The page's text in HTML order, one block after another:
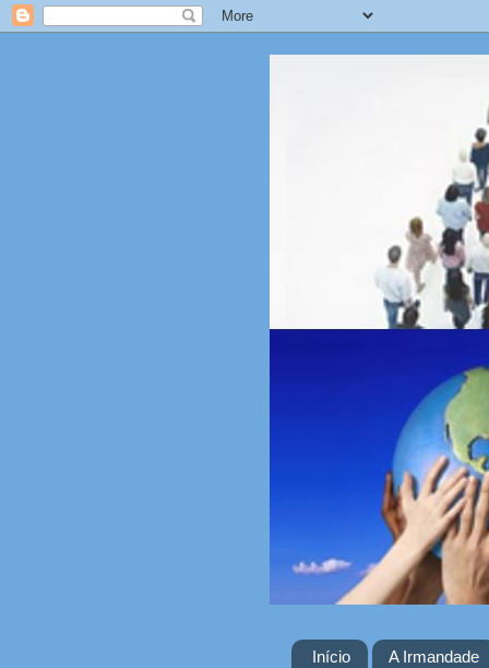
Início A Irmandade